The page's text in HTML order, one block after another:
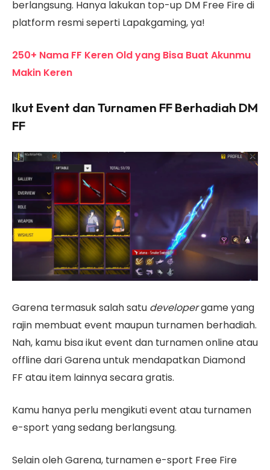
berlangsung. Hanya lakukan top-up DM Free Fire di
platform resmi seperti Lapakgaming, ya!
250+ Nama FF Keren Old yang Bisa Buat Akunmu
Makin Keren
Ikut Event dan Turnamen FF Berhadiah DM
FF
Garena termasuk salah satu developergame yang
rajin membuat event maupun turnamen berhadiah.
Nah, kamu bisa ikut event dan turnamen online atau
offline dari Garena untuk mendapatkan Diamond
FF atau item lainnya secara gratis.
Kamu hanya perlu mengikuti event atau turnamen
e-sport yang sedang berlangsung.
Selain oleh Garena, turnamen e-sport Free Fire